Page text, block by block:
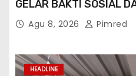
GELAR BAKTI SOSIAL
LAYANAN PASPOR DI
Agu 8, 2026 Pimred
HEADLINE